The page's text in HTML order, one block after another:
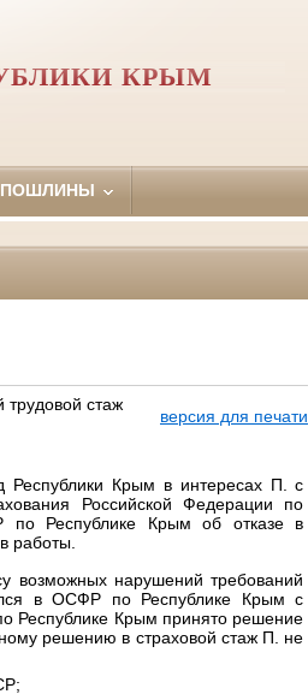
КРЫМ
стаж
версия для печати
Республики Крым в интересах П. с
Российской Федерации по
по Республике Крым об отказе в
работы.
возможных нарушений требований
в ОСФР по Республике Крым с
Республике Крым принято решение
решению в страховой стаж П. не